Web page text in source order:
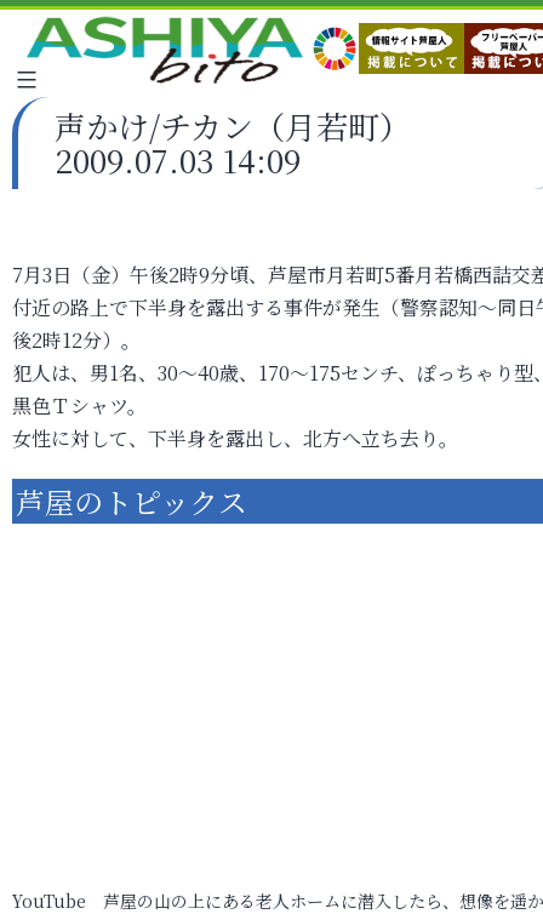
声かけ/チカン（月若町）
2009.07.03 14:09
7月3日（金）午後2時9分頃、芦屋市月若町5番月若橋西詰交
付近の路上で下半身を露出する事件が発生（警察認知～同日
後2時12分）。
犯人は、男1名、30～40歳、170～175センチ、ぽっちゃり型
黒色Ｔシャツ。
女性に対して、下半身を露出し、北方へ立ち去り。
芦屋のトピックス
YouTube 芦屋の山の上にある老人ホームに潜入したら、想像を遥